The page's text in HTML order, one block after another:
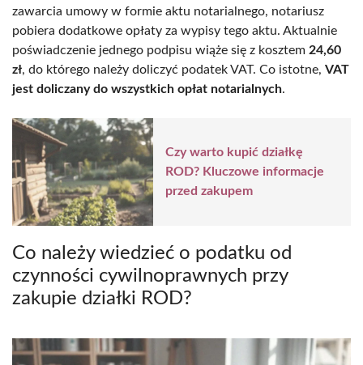
zawarcia umowy w formie aktu notarialnego, notariusz
pobiera dodatkowe opłaty za wypisy tego aktu. Aktualnie
poświadczenie jednego podpisu wiąże się z kosztem 24,60
zł, do którego należy doliczyć podatek VAT. Co istotne, VAT
jest doliczany do wszystkich opłat notarialnych.
Czy warto kupić działkę
ROD? Kluczowe informacje
przed zakupem
Co należy wiedzieć o podatku od
czynności cywilnoprawnych przy
zakupie działki ROD?